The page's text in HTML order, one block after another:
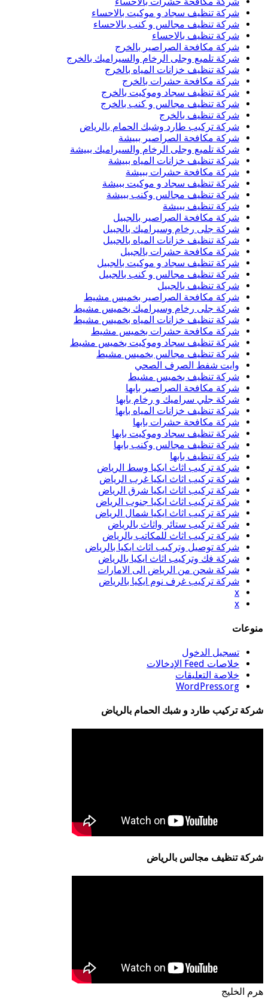
شركة تنظيف سجاد و موكيت بالاحساء
شركة تنظيف مجالس و كنب بالاحساء
شركة تنظيف بالاحساء
شركة مكافحة الصراصير بالخرج
شركة تلميع وجلى الرخام والسيراميك بالخرج
شركة تنظيف خزانات المياه بالخرج
شركة مكافحة حشرات بالخرج
شركة تنظيف سجاد وموكيت بالخرج
شركة تنظيف مجالس و كنب بالخرج
شركة تنظيف بالخرج
شركة تركيب طارد وشبك الحمام بالرياض
شركة مكافحة الصراصير ببيشة
شركة تلميع وجلى الرخام والسيراميك ببيشة
شركة تنظيف خزانات المياه ببيشة
شركة مكافحة حشرات ببيشة
شركة تنظيف سجاد و موكيت ببيشة
شركة تنظيف مجالس وكنب ببيشة
شركة تنظيف ببيشة
شركة مكافحة الصراصير بالجبيل
شركة جلى رخام وسيراميك بالجبيل
شركة تنظيف خزانات المياه بالجبيل
شركة مكافحة حشرات بالجبيل
شركة تنظيف سجاد و موكيت بالجبيل
شركة تنظيف مجالس و كنب بالجبيل
شركة تنظيف بالجبيل
شركة مكافحة الصراصير بخميس مشيط
شركة جلى رخام وسيراميك بخميس مشيط
شركة تنظيف خزانات المياه بخميس مشيط
شركة مكافحة حشرات بخميس مشيط
شركة تنظيف سجاد وموكيت بخميس مشيط
شركة تنظيف مجالس بخميس مشيط
وايت شفط الصرف الصحي
شركة تنظيف بخميس مشيط
شركة مكافحة الصراصير بابها
شركة جلي سراميك و رخام بابها
شركة تنظيف خزانات المياه بابها
شركة مكافحة حشرات بابها
شركة تنظيف سجاد وموكيت بابها
شركة تنظيف مجالس وكنب بابها
شركة تنظيف بابها
شركة تركيب اثاث ايكيا وسط الرياض
شركة تركيب اثاث ايكيا غرب الرياض
شركة تركيب اثاث ايكيا شرق الرياض
شركة تركيب اثاث ايكيا جنوب الرياض
شركة تركيب اثاث ايكيا شمال الرياض
شركة تركيب ستائر واثاث بالرياض
شركة تركيب اثاث للمكاتب بالرياض
شركة توصيل وتركيب اثاث ايكيا بالرياض
شركة فك وتركيب اثاث ايكيا بالرياض
شركة شحن من الرياض الى الامارات
شركة تركيب غرف نوم ايكيا بالرياض
x
x
منوعات
تسجيل الدخول
خلاصات Feed الإدخالات
خلاصة التعليقات
WordPress.org
شركة تركيب طارد و شبك الحمام بالرياض
شركة تنظيف مجالس بالرياض
هرم الخليج